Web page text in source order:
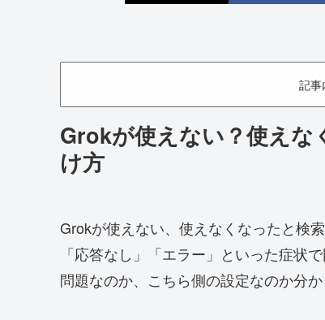
記事
Grokが使えない？使えな
け方
Grokが使えない、使えなくなったと検
「応答なし」「エラー」といった症状
問題なのか、こちら側の設定なのか分か